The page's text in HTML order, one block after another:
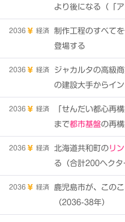
より後になる（「
2036 経済 制作工程のすべて
登場する
2036 経済 ジャカルタの高級商
の建設大手からイ
2036 経済
「せんだい都心再
まで都市基盤の再
2036 経済 北海道共和町のリ
る（合計200ヘクタ
2036 経済 鹿児島市が、この
（2036-38年）